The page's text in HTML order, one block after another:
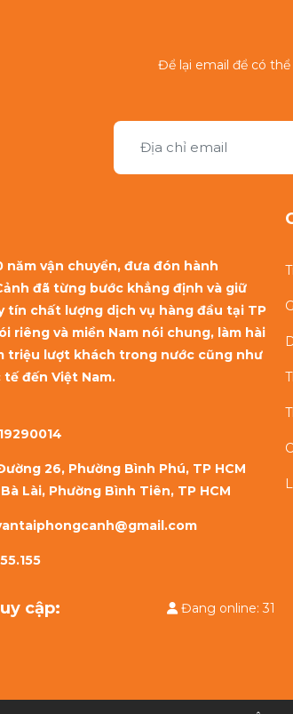
Để lại email để có
năm vận chuyển, đưa đón hành
đã từng bước khẳng định và giữ
tín chất lượng dịch vụ hàng đầu tại TP
riêng và miền Nam nói chung, làm hài
triệu lượt khách trong nước cũng như
đến Việt Nam.
26, Phường Bình Phú, TP HCM
Lài, Phường Bình Tiên, TP HCM
cập: Đang online: